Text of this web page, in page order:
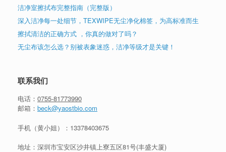
洁净室擦拭布完整指南（完整版）
深入洁净每一处细节，TEXWIPE无尘净化棉签，为高标准而生
擦拭清洁的正确方式 ，你真的做对了吗？
无尘布该怎么选？别被表象迷惑，洁净等级才是关键！
联系我们
电话： 0755-81773990
邮箱： beck@yaostbio.com
手机（黄小姐）： 13378403675
地址：深圳市宝安区沙井镇上寮五区81号(丰盛大厦)